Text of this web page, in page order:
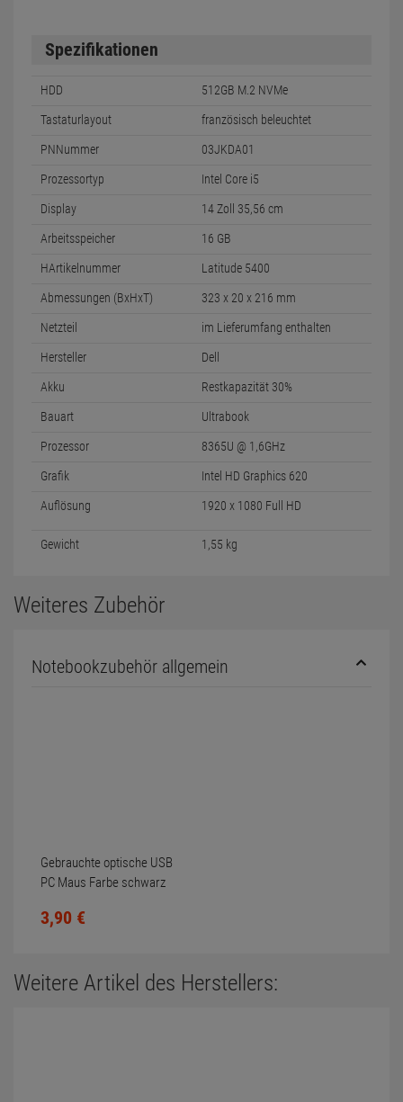
Spezifikationen
HDD 512GB M.2 NVMe
Tastaturlayout französisch beleuchtet
PNNummer 03JKDA01
Prozessortyp Intel Core i5
Display 14 Zoll 35,56 cm
Arbeitsspeicher 16 GB
HArtikelnummer Latitude 5400
Abmessungen (BxHxT) 323 x 20 x 216 mm
Netzteil im Lieferumfang enthalten
Hersteller Dell
Akku Restkapazität 30%
Bauart Ultrabook
Prozessor 8365U @ 1,6GHz
Grafik Intel HD Graphics 620
Auflösung 1920 x 1080 Full HD
Gewicht 1,55 kg
Weiteres Zubehör
Notebookzubehör allgemein
Gebrauchte optische USB
PC Maus Farbe schwarz
3,90 €
Weitere Artikel des Herstellers: